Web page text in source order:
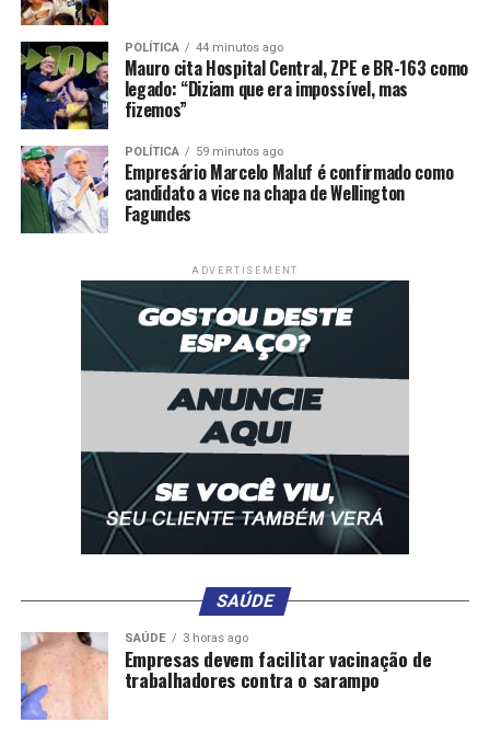
RELATED TOPICS: AGREDIDO AMARRADO
COLÍDER
DESTAQUE DURANTE IDOSO POLICIA
POR
RENDIDO
ROUBO
UP NEXT
Bandidos invadem casa de CAC, agridem irmãos e levam
armas – veja
DON'T MISS
Suspeito de roubo, jovem morre em troca de tiros com a
POLÍTICA 44 minutos ago
Mauro cita Hospital Central, ZPE e BR-163 como
legado: “Diziam que era impossível, mas
fizemos”
POLÍTICA 59 minutos ago
Empresário Marcelo Maluf é confirmado como
candidato a vice na chapa de Wellington
Fagundes
ADVERTISEMENT
SAÚDE
SAÚDE 3 horas ago
Empresas devem facilitar vacinação de
trabalhadores contra o sarampo